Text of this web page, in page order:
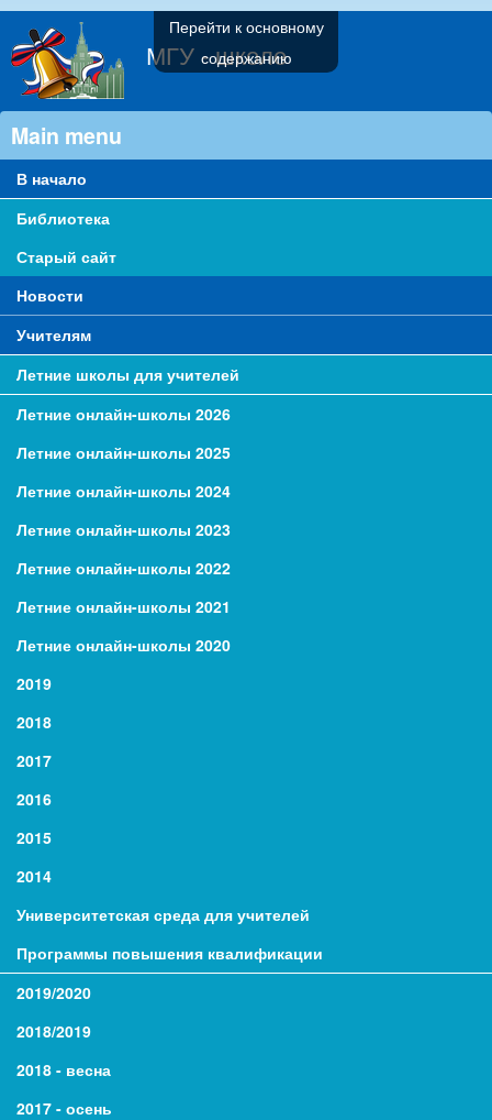
Перейти к основному
содержанию
МГУ - школе
Main menu
В начало
Библиотека
Старый сайт
Новости
Учителям
Летние школы для учителей
Летние онлайн-школы 2026
Летние онлайн-школы 2025
Летние онлайн-школы 2024
Летние онлайн-школы 2023
Летние онлайн-школы 2022
Летние онлайн-школы 2021
Летние онлайн-школы 2020
2019
2018
2017
2016
2015
2014
Университетская среда для учителей
Программы повышения квалификации
2019/2020
2018/2019
2018 - весна
2017 - осень